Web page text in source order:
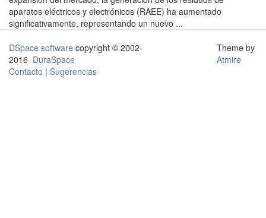
aparatos eléctricos y electrónicos (RAEE) ha aumentado
significativamente, representando un nuevo ...
DSpace software copyright © 2002-
2016 DuraSpace
Contacto | Sugerencias
Theme by
Atmire